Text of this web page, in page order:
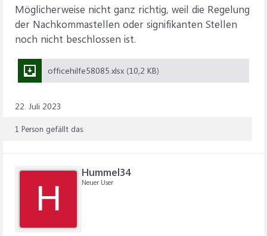
Möglicherweise nicht ganz richtig, weil die Regelung
der Nachkommastellen oder signifikanten Stellen
noch nicht beschlossen ist.
officehilfe58085.xlsx (10,2 KB)
22. Juli 2023
1 Person gefällt das.
H
Hummel34
Neuer User